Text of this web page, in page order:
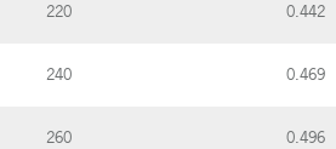
220 0.442
240 0.469
260 0.496